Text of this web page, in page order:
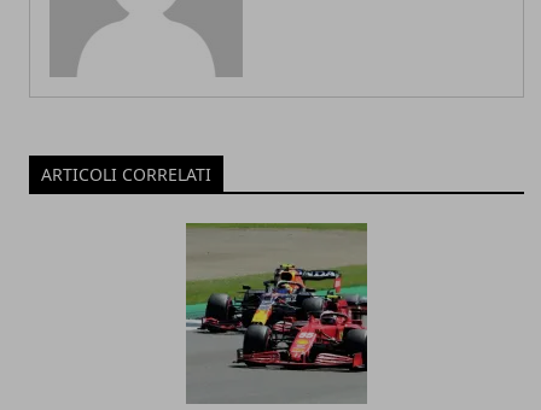
ARTICOLI CORRELATI